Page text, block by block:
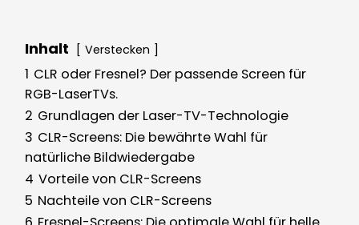
Inhalt Verstecken
1 CLR oder Fresnel? Der passende Screen für
RGB-LaserTVs.
2 Grundlagen der Laser-TV-Technologie
3 CLR-Screens: Die bewährte Wahl für
natürliche Bildwiedergabe
4 Vorteile von CLR-Screens
5 Nachteile von CLR-Screens